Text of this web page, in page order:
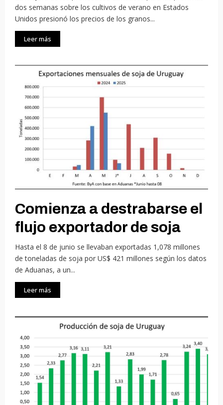
dos semanas sobre los cultivos de verano en Estados
Unidos presionó los precios de los granos...
Leer más
Comienza a destrabarse el
flujo exportador de soja
Hasta el 8 de junio se llevaban exportadas 1,078 millones
de toneladas de soja por US$ 421 millones según los datos
de Aduanas, a un...
Leer más